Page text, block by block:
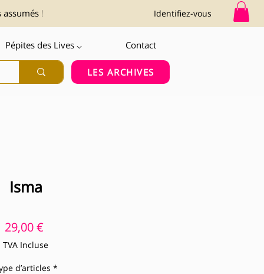
! Identifiez-vous
Pépites des Lives ⌵ Contact
LES ARCHIVES
Isma
29,00 €Prix
TVA Incluse
d’articles *